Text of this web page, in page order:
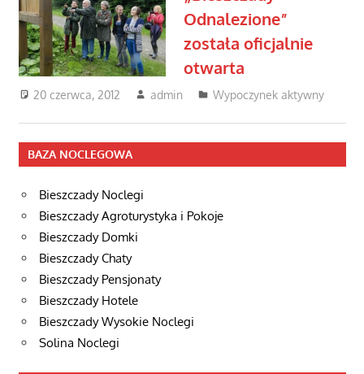
Odnalezione”
została oficjalnie
otwarta
20 czerwca, 2012 admin Wypoczynek aktywny
BAZA NOCLEGOWA
Bieszczady Noclegi
Bieszczady Agroturystyka i Pokoje
Bieszczady Domki
Bieszczady Chaty
Bieszczady Pensjonaty
Bieszczady Hotele
Bieszczady Wysokie Noclegi
Solina Noclegi